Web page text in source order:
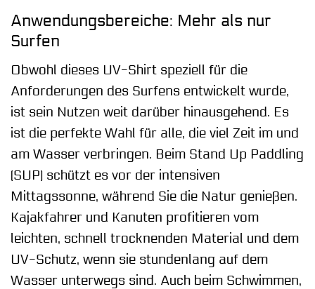
Anwendungsbereiche: Mehr als nur
Surfen
Obwohl dieses UV-Shirt speziell für die
Anforderungen des Surfens entwickelt wurde,
ist sein Nutzen weit darüber hinausgehend. Es
ist die perfekte Wahl für alle, die viel Zeit im und
am Wasser verbringen. Beim Stand Up Paddling
(SUP) schützt es vor der intensiven
Mittagssonne, während Sie die Natur genießen.
Kajakfahrer und Kanuten profitieren vom
leichten, schnell trocknenden Material und dem
UV-Schutz, wenn sie stundenlang auf dem
Wasser unterwegs sind. Auch beim Schwimmen,